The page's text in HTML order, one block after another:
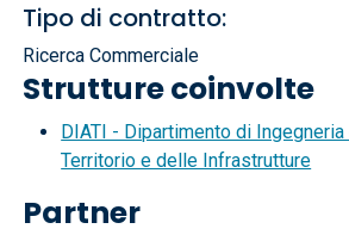
Tipo di contratto:
Ricerca Commerciale
Strutture coinvolte
DIATI - Dipartimento di
Territorio e delle Infrastrutture
Partner